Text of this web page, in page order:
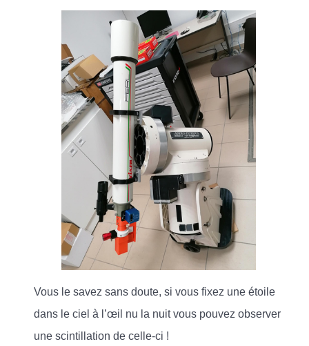
Vous le savez sans doute, si vous fixez une étoile
dans le ciel à l’œil nu la nuit vous pouvez observer
une scintillation de celle-ci !